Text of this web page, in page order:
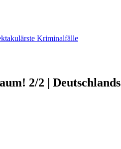
Kriminalfälle
2/2 | Deutschlands